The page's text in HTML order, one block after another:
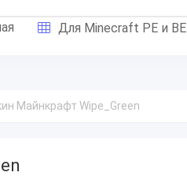
Для Minecraft PE и BE
Майнкрафт Wipe_Green